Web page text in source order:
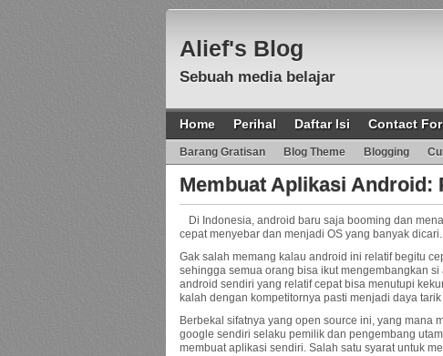
Alief's Blog
Sebuah media belajar
Home Perihal Daftar Isi Contact
Barang Gratisan Blog Theme Blogging
Membuat Aplikasi Android:
Di Indonesia, android baru saja booming dan
cepat menyebar dan menjadi OS yang banyak dicari.
Gak salah memang kalau android ini relatif begitu
sehingga semua orang bisa ikut mengembangkan
android sendiri yang relatif cepat bisa menutupi
kalah dengan kompetitornya pasti menjadi daya
Berbekal sifatnya yang open source ini, yang mana
google sendiri selaku pemilik dan pengembang
membuat aplikasi sendiri. Salah satu syarat untuk